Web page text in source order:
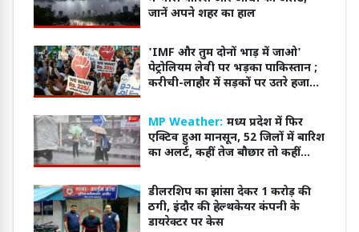
जानें अपने शहर का हाल
'IMF और तुम दोनों भाड़ में जाओ'
पेट्रोलियम लेवी पर भड़का पाकिस्तान ;
करीची-लाहौर में सड़कों पर उतरे हजारों
MP Weather: मध्य प्रदेश में फिर
एक्टिव हुआ मानसून, 52 जिलों में बारिश
का अलर्ट, कहीं तेज बौछार तो कहीं
डीलरशिप का झांसा देकर 1 करोड़ की
ठगी, इंदौर की हेल्थकेयर कंपनी के
डायरेक्टर पर केस